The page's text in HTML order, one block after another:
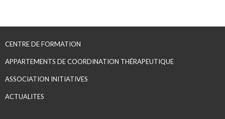
CENTRE DE FORMATION
APPARTEMENTS DE COORDINATION THÉRAPEUTIQUE
ASSOCIATION INITIATIVES
ACTUALITES